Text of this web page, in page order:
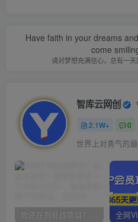
Have faith in your dreams
come
请对梦想充满信心，总有一
智库云网创
2.1W+ 0
世界上对勇气的
你还在到处找项目？还在当韭菜？我靠卖项目一个月收入5万+，曾经我也是个失败者。